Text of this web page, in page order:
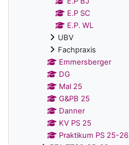
E.P SC
E.P. WL
UBV
Fachpraxis
Emmersberger
DG
Mal 25
G&PB 25
Danner
KV PS 25
Praktikum PS 25-26